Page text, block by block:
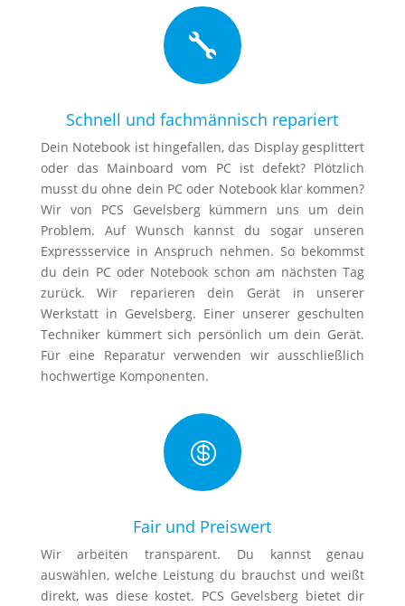

Schnell und fachmännisch repariert
Dein Notebook ist hingefallen, das Display gesplittert
oder das Mainboard vom PC ist defekt? Plötzlich
musst du ohne dein PC oder Notebook klar kommen?
Wir von PCS Gevelsberg kümmern uns um dein
Problem. Auf Wunsch kannst du sogar unseren
Expressservice in Anspruch nehmen. So bekommst
du dein PC oder Notebook schon am nächsten Tag
zurück. Wir reparieren dein Gerät in unserer
Werkstatt in Gevelsberg. Einer unserer geschulten
Techniker kümmert sich persönlich um dein Gerät.
Für eine Reparatur verwenden wir ausschließlich
hochwertige Komponenten.

Fair und Preiswert
Wir arbeiten transparent. Du kannst genau
auswählen, welche Leistung du brauchst und weißt
direkt, was diese kostet. PCS Gevelsberg bietet dir